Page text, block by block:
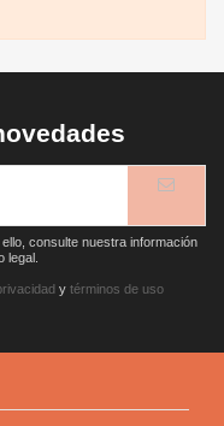
consulte nuestra información
y términos de uso